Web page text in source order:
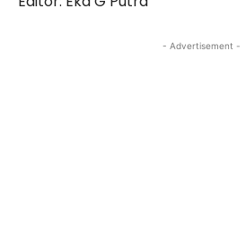
- Advertisement -